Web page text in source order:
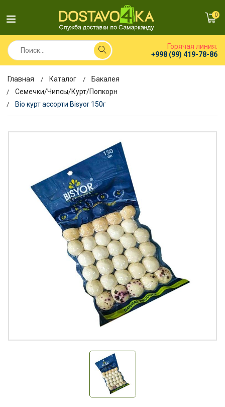
0
Горячая линия:
+998 (99) 419-78-86
Главная Каталог
Бакалея
Семечки/Чипсы/Курт/Попкорн
Bio курт ассорти Bisyor 150г